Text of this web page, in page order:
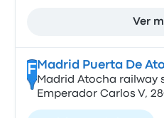
Ver
F Madrid Puerta De
Madrid Atocha railway
Emperador Carlos V,